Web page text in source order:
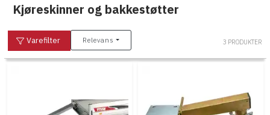
Kjøreskinner og bakkestøtter
Varefilter Relevans 3 PRODUKTER